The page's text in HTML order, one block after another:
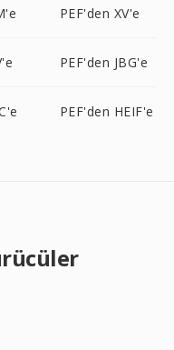
PEF'den XV'e
PEF'den JBG'e
PEF'den HEIF'e